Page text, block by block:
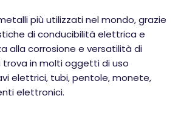
più utilizzati nel mondo, grazie
di conducibilità elettrica e
alla corrosione e versatilità di
trova in molti oggetti di uso
elettrici, tubi, pentole, monete,
elettronici.